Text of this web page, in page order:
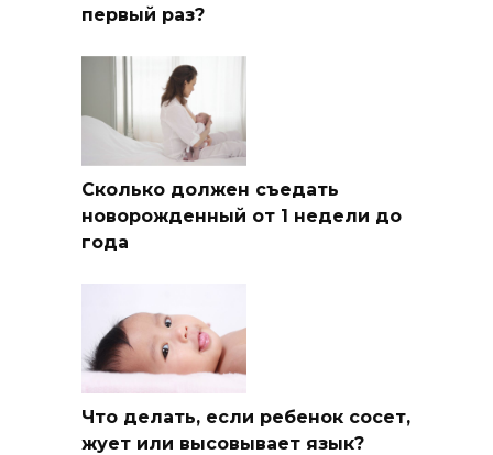
первый раз?
Сколько должен съедать
новорожденный от 1 недели до
года
Что делать, если ребенок сосет,
жует или высовывает язык?